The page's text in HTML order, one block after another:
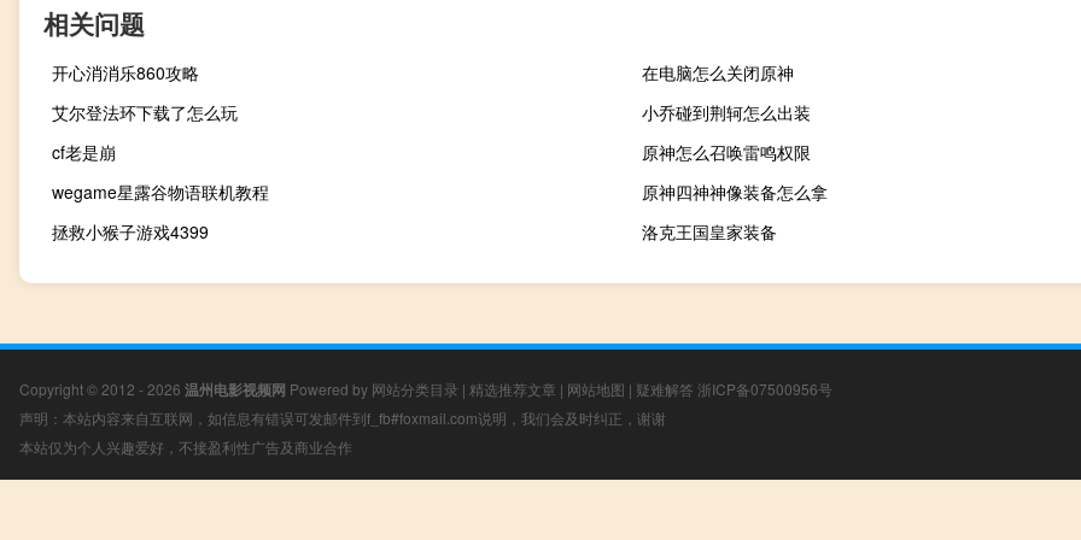
相关问题
开心消消乐860攻略
在电脑怎么关闭原神
艾尔登法环下载了怎么玩
小乔碰到荆轲怎么出装
cf老是崩
原神怎么召唤雷鸣权限
wegame星露谷物语联机教程
原神四神神像装备怎么拿
拯救小猴子游戏4399
洛克王国皇家装备
Copyright © 2012 - 2026 温州电影视频网 Powered by 网站分类目录 | 精选推荐文章 | 网站地图 | 疑难解答 浙ICP备07500956号
声明：本站内容来自互联网，如信息有错误可发邮件到f_fb#foxmail.com说明，我们会及时纠正，谢谢
本站仅为个人兴趣爱好，不接盈利性广告及商业合作